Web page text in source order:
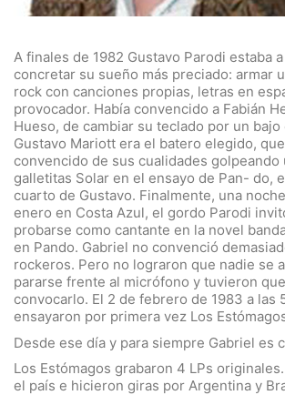
A finales de 1982 Gustavo Parodi estaba
concretar su sueño más preciado: armar
rock con canciones propias, letras en
provocador. Había convencido a Fabián
Hueso, de cambiar su teclado por un
Gustavo Mariott era el batero elegido,
convencido de sus cualidades golpeando
galletitas Solar en el ensayo de Pan- do,
cuarto de Gustavo. Finalmente, una
enero en Costa Azul, el gordo Parodi
probarse como cantante en la novel
en Pando. Gabriel no convenció
rockeros. Pero no lograron que nadie se
pararse frente al micrófono y tuvieron
convocarlo. El 2 de febrero de 1983 a las
ensayaron por primera vez Los
Desde ese día y para siempre Gabriel es
Los Estómagos grabaron 4 LPs
el país e hicieron giras por Argentina y